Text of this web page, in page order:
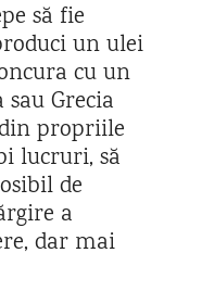
să fie
un ulei
cu un
Grecia
propriile
lucruri, să
de
a
dar mai